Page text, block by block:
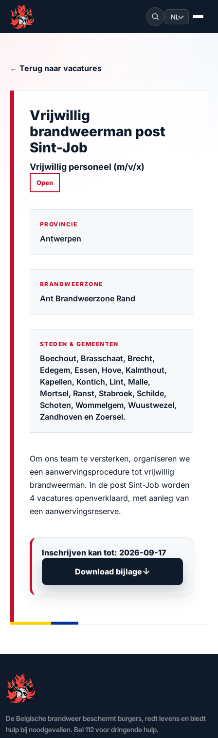
NL
← Terug naar vacatures
Vrijwillig
brandweerman post
Sint-Job
Vrijwillig personeel (m/v/x)
Open
PROVINCIE
Antwerpen
BRANDWEERZONE
Ant Brandweerzone Rand
STEDEN & GEMEENTEN
Boechout, Brasschaat, Brecht,
Edegem, Essen, Hove, Kalmthout,
Kapellen, Kontich, Lint, Malle,
Mortsel, Ranst, Stabroek, Schilde,
Schoten, Wommelgem, Wuustwezel,
Zandhoven en Zoersel.
Om ons team te versterken, organiseren we
een aanwervingsprocedure tot vrijwillig
brandweerman. In de post Sint-Job worden
4 vacatures openverklaard, met aanleg van
een aanwervingsreserve.
Inschrijven kan tot: 2026-09-17
Download bijlage
De Belgische brandweer beschermt burgers, redt levens en biedt
hulp bij noodgevallen. Bel 112 voor dringende hulp.